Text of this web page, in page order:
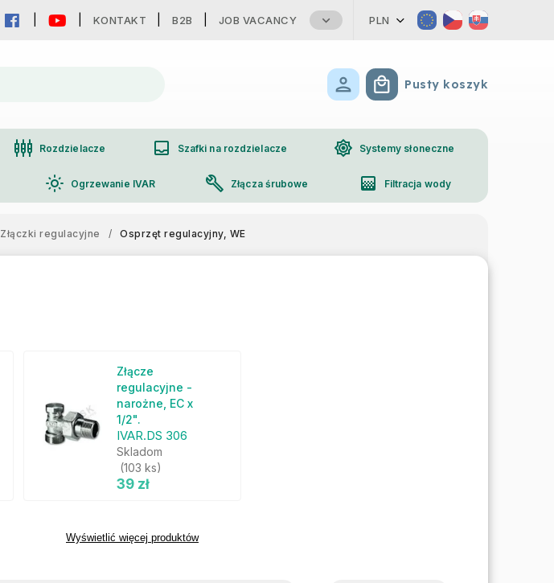
KONTAKT B2B JOB VACANCY PLN
Koszyk
Pusty koszyk
settings_input_component Rozdzielacze inbox Szafki na rozdzielacze brightness_high Systemy słoneczne
light_mode Ogrzewanie IVAR build Złącza śrubowe gradient Filtracja wody
Złączki regulacyjne / Osprzęt regulacyjny, WE
Złącze
regulacyjne -
narożne, EC x
1/2".
IVAR.DS 306
Skladom
(103 ks)
39 zł
Wyświetlić więcej produktów